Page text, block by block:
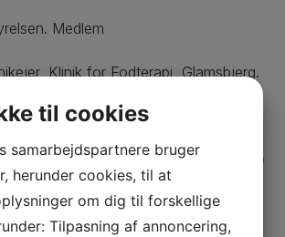
Medlem
Klinik for Fodterapi, Glamsbjerg.
op til bestyrelsen i Danske
til bestyrelsen, da jeg gerne vil arbejde
en forening i udvikling. En
er topstyret, men en forening, der
til medlemmerne. En forening, der
til cookies
samarbejdspartnere bruger
herunder cookies, til at
om dig til forskellige
Tilpasning af annoncering,